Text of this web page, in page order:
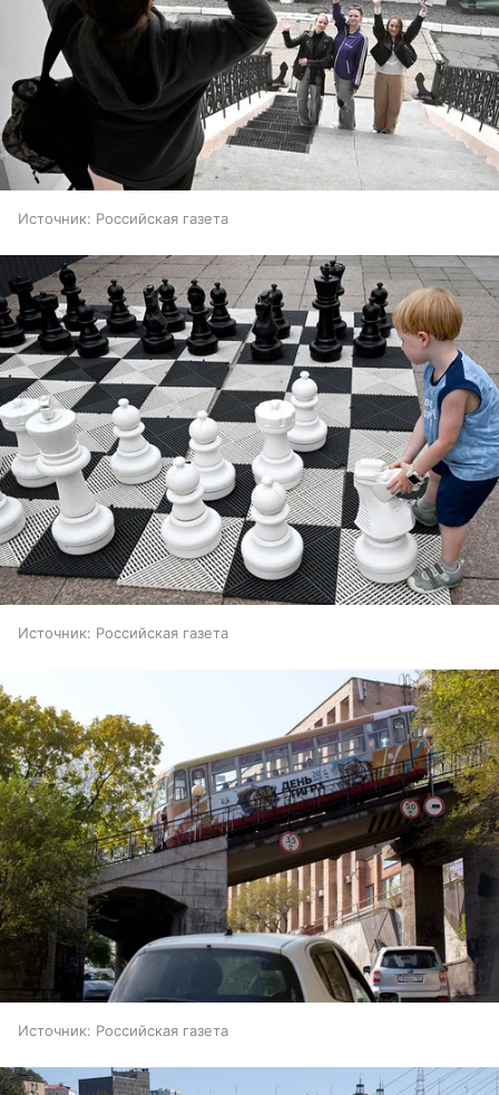
Источник: Российская газета
Источник: Российская газета
Источник: Российская газета